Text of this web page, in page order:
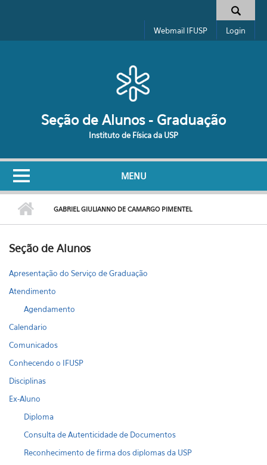
Formulário de busca
Webmail IFUSP Login
Seção de Alunos - Graduação
Instituto de Física da USP
MENU
GABRIEL GIULIANNO DE CAMARGO PIMENTEL
Seção de Alunos
Apresentação do Serviço de Graduação
Atendimento
Agendamento
Calendario
Comunicados
Conhecendo o IFUSP
Disciplinas
Ex-Aluno
Diploma
Consulta de Autenticidade de Documentos
Reconhecimento de firma dos diplomas da USP